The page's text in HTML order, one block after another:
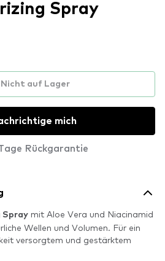
Spray
Nicht auf Lager
mich
Rückgarantie
Spray mit Aloe Vera und Niacinamid
Wellen und Volumen. Für ein
versorgtem und gestärktem